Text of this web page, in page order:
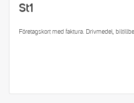
St1
Företagskort med faktura. Drivmedel,